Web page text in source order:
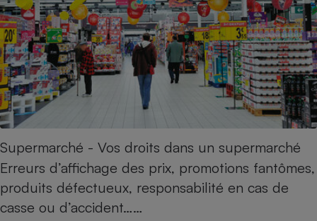
Supermarché - Vos droits dans un supermarché
Erreurs d’affichage des prix, promotions fantômes,
produits défectueux, responsabilité en cas de
casse ou d’accident……